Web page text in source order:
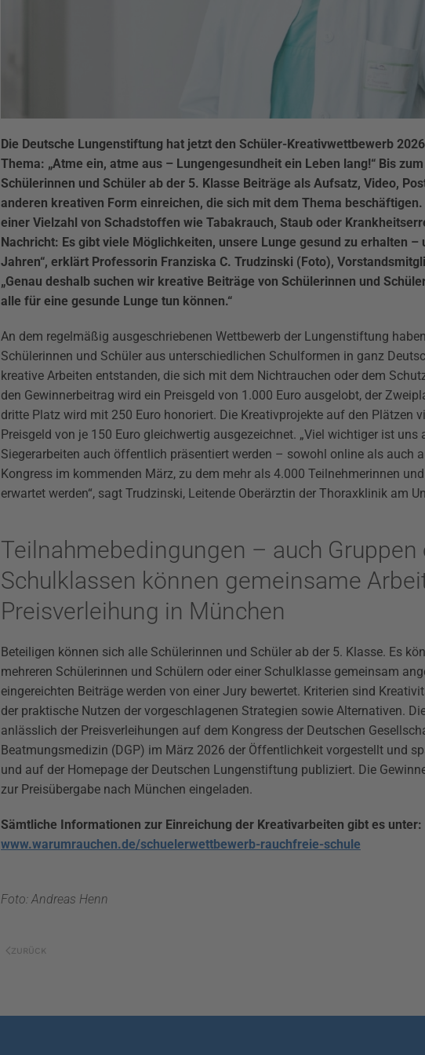
Die Deutsche Lungenstiftung hat jetzt den Schüler-Kreativwettbewerb
Thema: „Atme ein, atme aus – Lungengesundheit ein Leben lang!“ Bis
Schülerinnen und Schüler ab der 5. Klasse Beiträge als Aufsatz, Video,
anderen kreativen Form einreichen, die sich mit dem Thema
einer Vielzahl von Schadstoffen wie Tabakrauch, Staub oder
Nachricht: Es gibt viele Möglichkeiten, unsere Lunge gesund zu erhalten –
Jahren“, erklärt Professorin Franziska C. Trudzinski (Foto),
„Genau deshalb suchen wir kreative Beiträge von Schülerinnen und
alle für eine gesunde Lunge tun können.“
An dem regelmäßig ausgeschriebenen Wettbewerb der Lungenstiftung
Schülerinnen und Schüler aus unterschiedlichen Schulformen in ganz
kreative Arbeiten entstanden, die sich mit dem Nichtrauchen oder dem
den Gewinnerbeitrag wird ein Preisgeld von 1.000 Euro ausgelobt, der
dritte Platz wird mit 250 Euro honoriert. Die Kreativprojekte auf den Plätzen
Preisgeld von je 150 Euro gleichwertig ausgezeichnet. „Viel wichtiger ist uns
Siegerarbeiten auch öffentlich präsentiert werden – sowohl online als auch
Kongress im kommenden März, zu dem mehr als 4.000 Teilnehmerinnen
erwartet werden“, sagt Trudzinski, Leitende Oberärztin der Thoraxklinik am
Teilnahmebedingungen – auch Gruppen
Schulklassen können gemeinsame
Preisverleihung in München
Beteiligen können sich alle Schülerinnen und Schüler ab der 5. Klasse. Es
mehreren Schülerinnen und Schülern oder einer Schulklasse gemeinsam
eingereichten Beiträge werden von einer Jury bewertet. Kriterien sind
der praktische Nutzen der vorgeschlagenen Strategien sowie Alternativen.
anlässlich der Preisverleihungen auf dem Kongress der Deutschen
Beatmungsmedizin (DGP) im März 2026 der Öffentlichkeit vorgestellt und
und auf der Homepage der Deutschen Lungenstiftung publiziert. Die
zur Preisübergabe nach München eingeladen.
Sämtliche Informationen zur Einreichung der Kreativarbeiten gibt es unter:
www.warumrauchen.de/schuelerwettbewerb-rauchfreie-schule
Foto: Andreas Henn
ZURÜCK